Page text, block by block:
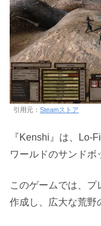
引用元： Steamストア
『Kenshi』は、Lo-
ワールドのサンドボ
このゲームでは、プ
作成し、広大な荒野